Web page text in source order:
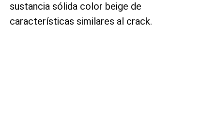
sustancia sólida color beige de
características similares al crack.